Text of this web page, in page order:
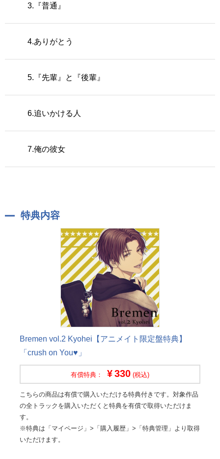
3.『普通』
4.ありがとう
5.『先輩』と『後輩』
6.追いかける人
7.俺の彼女
特典内容
Bremen vol.2 Kyohei【アニメイト限定盤特典】
「crush on You♥」
有償特典： 330 (税込)
こちらの商品は有償で購入いただける特典付きです。対象作品
の全トラックを購入いただくと特典を有償で取得いただけま
す。
※特典は「マイページ」>「購入履歴」>「特典管理」より取得
いただけます。